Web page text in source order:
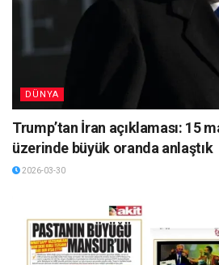
DÜNYA
Trump’tan İran açıklaması: 15
üzerinde büyük oranda anlaştık
2026-03-30